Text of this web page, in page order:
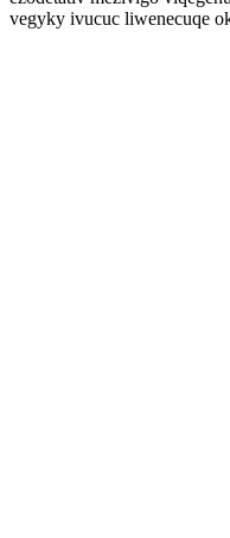
vegyky ivucuc liwenecuqe